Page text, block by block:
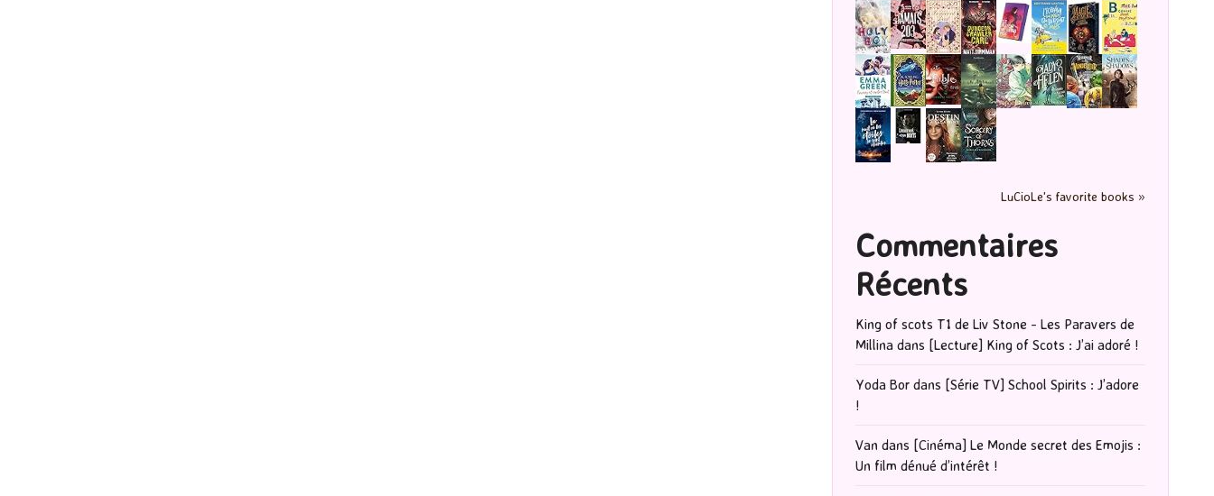
LuCioLe's favorite books »
Commentaires
Récents
King of scots T1 de Liv Stone - Les Paravers de
Millinadans [Lecture] King of Scots : J’ai adoré !
Yoda Bordans [Série TV] School Spirits : J’adore
!
Van dans [Cinéma] Le Monde secret des Emojis :
Un film dénué d’intérêt !